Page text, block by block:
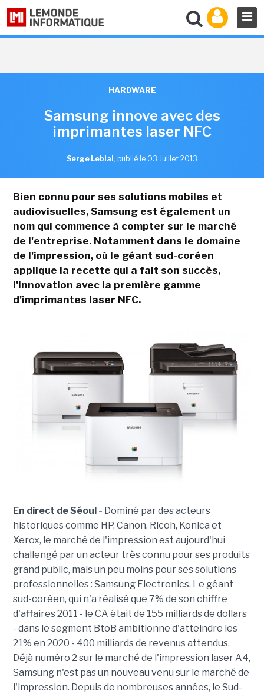
HARDWARE
Samsung innove avec des
imprimantes laser NFC
Serge Leblal , publié le 03 Juillet 2013
Bien connu pour ses solutions mobiles et
audiovisuelles, Samsung est également un
nom qui commence à compter sur le marché
de l'entreprise. Notamment dans le domaine
de l'impression, où le géant sud-coréen
applique la recette qui a fait son succès,
l'innovation avec la première gamme
d'imprimantes laser NFC.
En direct de Séoul - Dominé par des acteurs
historiques comme HP, Canon, Ricoh, Konica et
Xerox, le marché de l'impression est aujourd'hui
challengé par un acteur très connu pour ses produits
grand public, mais un peu moins pour ses solutions
professionnelles : Samsung Electronics. Le géant
sud-coréen, qui n'a réalisé que 7% de son chiffre
d'affaires 2011 - le CA était de 155 milliards de dollars
- dans le segment BtoB ambitionne d'atteindre les
21% en 2020 - 400 milliards de revenus attendus.
Déjà numéro 2 sur le marché de l'impression laser A4,
Samsung n'est pas un nouveau venu sur le marché de
l'impression. Depuis de nombreuses années, le Sud-